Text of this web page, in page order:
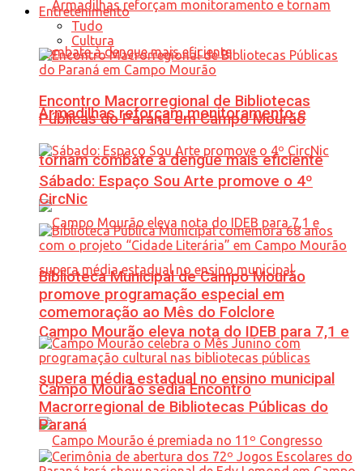
Armadilhas reforçam monitoramento e
tornam combate à dengue mais eficiente
Campo Mourão eleva nota do IDEB para 7,1 e
supera média estadual no ensino municipal
Entretenimento
Tudo
Cultura
Encontro Macrorregional de Bibliotecas
Públicas do Paraná em Campo Mourão
Sábado: Espaço Sou Arte promove o 4º
CircNic
Biblioteca Municipal de Campo Mourão
promove programação especial em
comemoração ao Mês do Folclore
Campo Mourão sedia Encontro
Macrorregional de Bibliotecas Públicas do
Paraná